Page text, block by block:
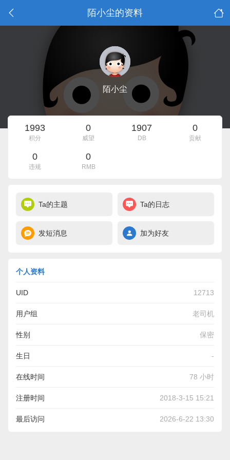
陌小尘的资料
陌小尘
1993
积分
0
威望
1907
DB
0
贡献
0
违规
0
RMB
Ta的主题 Ta的日志
发短消息 加为好友
个人资料
UID 12713
用户组 老司机
性别 保密
生日 -
在线时间 78 小时
注册时间 2018-3-15 15:21
最后访问 2026-6-22 13:30